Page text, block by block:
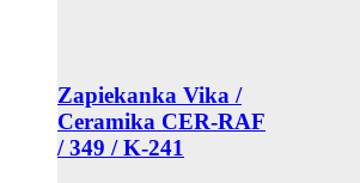
Zapiekanka Vika /
Ceramika CER-RAF
/ 349 / K-241